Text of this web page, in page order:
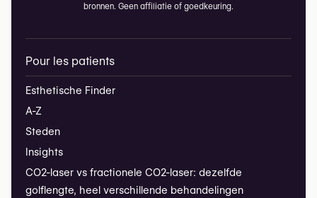
bronnen. Geen affiliatie of goedkeuring.
Pour les patients
Esthetische Finder
A-Z
Steden
Insights
CO2-laser vs fractionele CO2-laser: dezelfde
golflengte, heel verschillende behandelingen